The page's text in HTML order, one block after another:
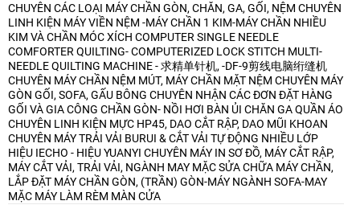
CHUYÊN CÁC LOẠI MÁY CHẦN GÒN, CHĂN, GA, GỐI, NỆM CHUYÊN
LINH KIỆN MÁY VIỀN NỆM -MÁY CHẦN 1 KIM-MÁY CHẦN NHIỀU
KIM VÀ CHẦN MÓC XÍCH COMPUTER SINGLE NEEDLE
COMFORTER QUILTING- COMPUTERIZED LOCK STITCH MULTI-
NEEDLE QUILTING MACHINE - 求精单针机, -DF-9剪线电脑绗缝机
CHUYÊN MÁY CHẦN NỆM MÚT, MÁY CHẦN MẶT NỆM CHUYÊN MÁY
GÒN GỐI, SOFA, GẤU BÔNG CHUYÊN NHẬN CÁC ĐƠN ĐẶT HÀNG
GỐI VÀ GIA CÔNG CHẦN GÒN- NỒI HƠI BÀN ỦI CHĂN GA QUẦN ÁO
CHUYÊN LINH KIỆN MỰC HP45, DAO CẮT RẬP, DAO MŨI KHOAN
CHUYÊN MÁY TRẢI VẢI BURUI & CẮT VẢI TỰ ĐỘNG NHIỀU LỚP
HIỆU IECHO - HIỆU YUANYI CHUYÊN MÁY IN SƠ ĐỒ, MÁY CẮT RẬP,
MÁY CẮT VẢI, TRẢI VẢI, NGÀNH MAY MẶCSỬA CHỮA MÁY CHẦN,
LẮP ĐẶT MÁY CHẦN GÒN, (TRẦN) GÒN-MÁY NGÀNH SOFA-MAY
MẶC MÁY LÀM RÈM MÀN CỬA